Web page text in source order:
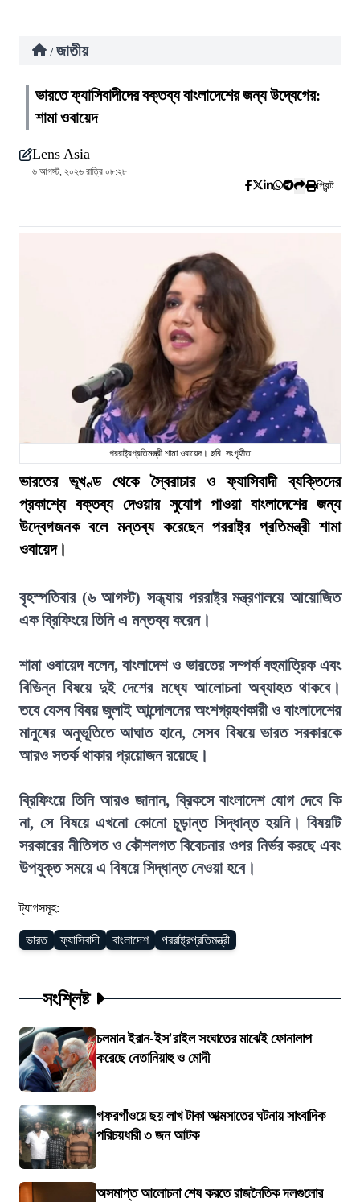
/ জাতীয়
ভারতে ফ্যাসিবাদীদের বক্তব্য বাংলাদেশের জন্য উদ্বেগের:
শামা ওবায়েদ
Lens Asia
৬ আগস্ট, ২০২৬ রাত্রি ০৮:২৮
প্রিন্ট
পররাষ্ট্রপ্রতিমন্ত্রী শামা ওবায়েদ। ছবি: সংগৃহীত
ভারতের ভূখণ্ড থেকে স্বৈরাচার ও ফ্যাসিবাদী ব্যক্তিদের
প্রকাশ্যে বক্তব্য দেওয়ার সুযোগ পাওয়া বাংলাদেশের জন্য
উদ্বেগজনক বলে মন্তব্য করেছেন পররাষ্ট্র প্রতিমন্ত্রী শামা
ওবায়েদ।
বৃহস্পতিবার (৬ আগস্ট) সন্ধ্যায় পররাষ্ট্র মন্ত্রণালয়ে আয়োজিত
এক ব্রিফিংয়ে তিনি এ মন্তব্য করেন।
শামা ওবায়েদ বলেন, বাংলাদেশ ও ভারতের সম্পর্ক বহুমাত্রিক এবং
বিভিন্ন বিষয়ে দুই দেশের মধ্যে আলোচনা অব্যাহত থাকবে।
তবে যেসব বিষয় জুলাই আন্দোলনের অংশগ্রহণকারী ও বাংলাদেশের
মানুষের অনুভূতিতে আঘাত হানে, সেসব বিষয়ে ভারত সরকারকে
আরও সতর্ক থাকার প্রয়োজন রয়েছে।
ব্রিফিংয়ে তিনি আরও জানান, ব্রিকসে বাংলাদেশ যোগ দেবে কি
না, সে বিষয়ে এখনো কোনো চূড়ান্ত সিদ্ধান্ত হয়নি। বিষয়টি
সরকারের নীতিগত ও কৌশলগত বিবেচনার ওপর নির্ভর করছে এবং
উপযুক্ত সময়ে এ বিষয়ে সিদ্ধান্ত নেওয়া হবে।
ট্যাগসমূহ:
ভারত ফ্যাসিবাদী বাংলাদেশ পররাষ্ট্রপ্রতিমন্ত্রী
সংশ্লিষ্ট
চলমান ইরান-ইস'রাইল সংঘাতের মাঝেই ফোনালাপ
করেছে নেতানিয়াহু ও মোদী
গফরগাঁওয়ে ছয় লাখ টাকা আত্মসাতের ঘটনায় সাংবাদিক
পরিচয়ধারী ৩ জন আটক
অসমাপ্ত আলোচনা শেষ করতে রাজনৈতিক দলগুলোর